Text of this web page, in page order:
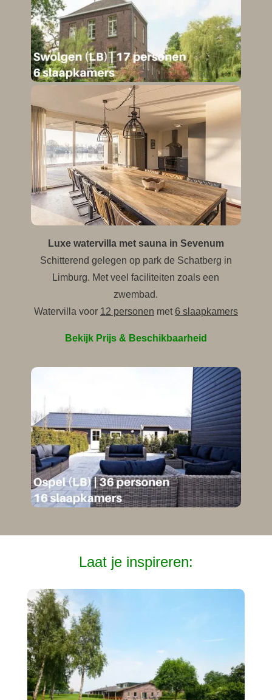
Luxe watervilla met sauna in Sevenum
Schitterend gelegen op park de Schatberg in
Limburg. Met veel faciliteiten zoals een
zwembad.
Watervilla voor 12 personen met 6 slaapkamers
Bekijk Prijs & Beschikbaarheid
Laat je inspireren: